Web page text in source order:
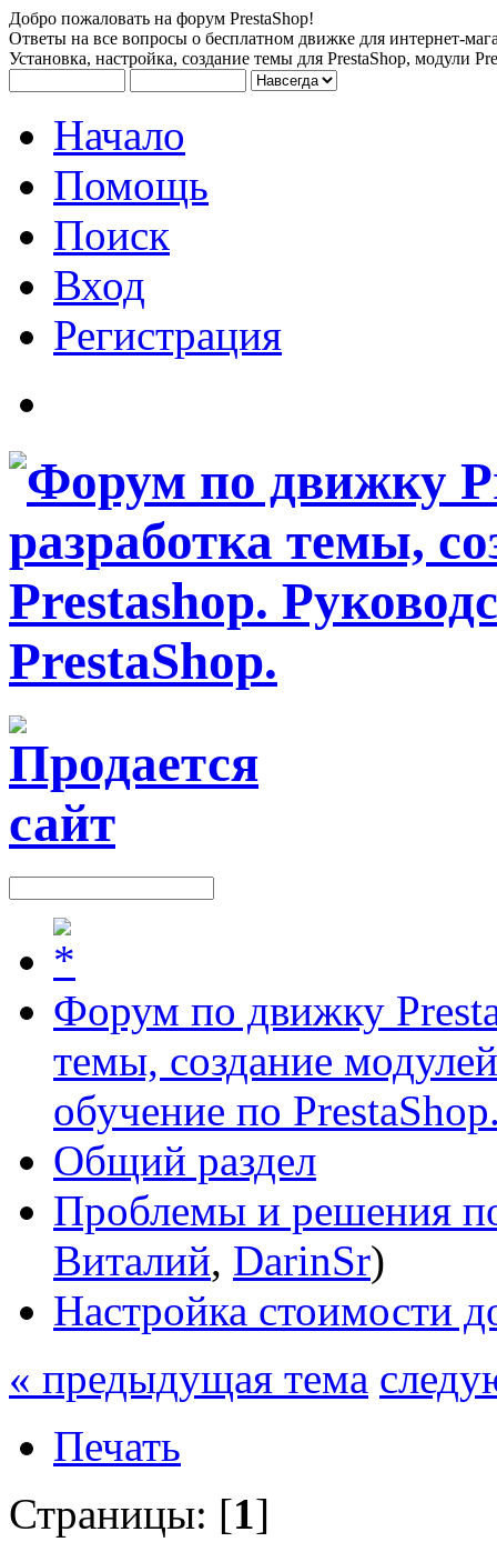
Добро пожаловать на форум PrestaShop!
Ответы на все вопросы о бесплатном движке для интернет-
Установка, настройка, создание темы для PrestaShop, модули
Начало
Помощь
Поиск
Вход
Регистрация
Форум по движку
темы, создание
обучение по
Общий раздел
Проблемы и решения
Виталий, DarinSr)
Настройка стоимости
« предыдущая тема
Печать
Страницы: [1]